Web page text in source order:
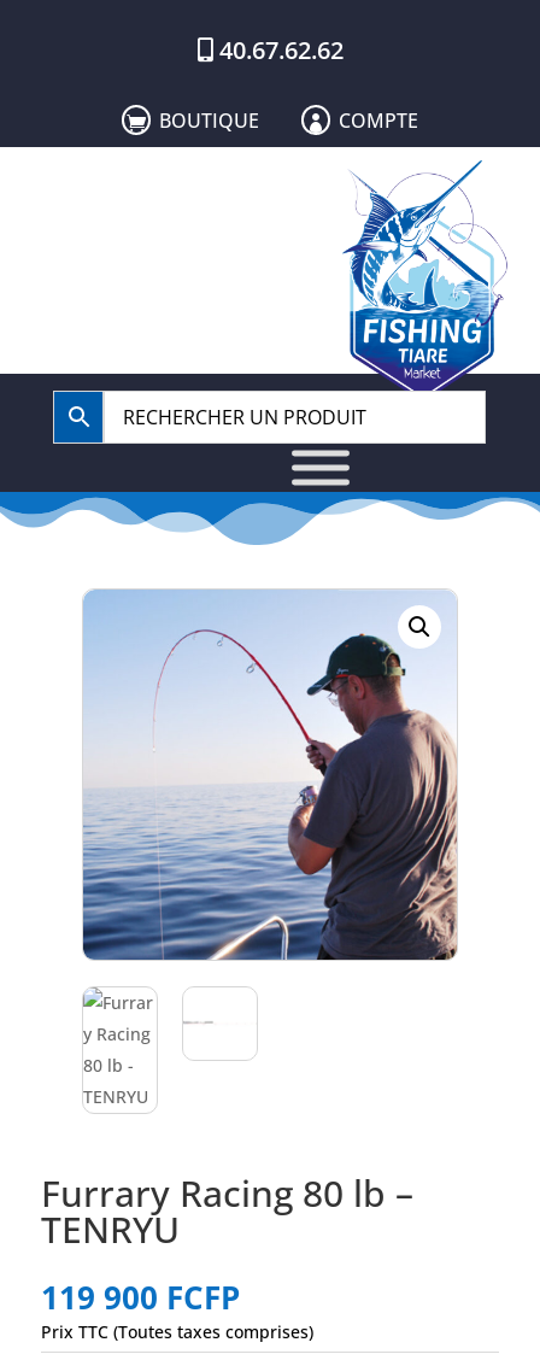
40.67.62.62
 BOUTIQUE  COMPTE
Furrary Racing 80 lb –
TENRYU
119 900 FCFP
Prix TTC (Toutes taxes comprises)